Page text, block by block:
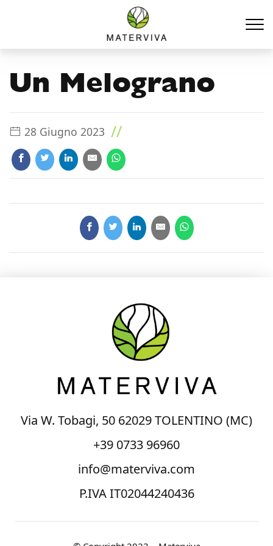
Un Melograno
28 Giugno 2023 //
Via W. Tobagi, 50 62029 TOLENTINO (MC)
+39 0733 96960
info@materviva.com
P.IVA IT02044240436